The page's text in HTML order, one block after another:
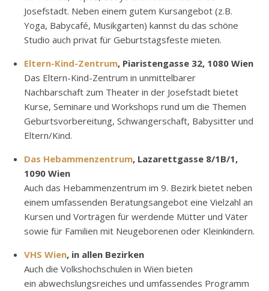
Josefstadt. Neben einem gutem Kursangebot (z.B.
Yoga, Babycafé, Musikgarten) kannst du das schöne
Studio auch privat für Geburtstagsfeste mieten.
Eltern-Kind-Zentrum, Piaristengasse 32, 1080 Wien
Das Eltern-Kind-Zentrum in unmittelbarer
Nachbarschaft zum Theater in der Josefstadt bietet
Kurse, Seminare und Workshops rund um die Themen
Geburtsvorbereitung, Schwangerschaft, Babysitter und
Eltern/Kind.
Das Hebammenzentrum, Lazarettgasse 8/1B/1,
1090 Wien
Auch das Hebammenzentrum im 9. Bezirk bietet neben
einem umfassenden Beratungsangebot eine Vielzahl an
Kursen und Vorträgen für werdende Mütter und Väter
sowie für Familien mit Neugeborenen oder Kleinkindern.
VHS Wien, in allen Bezirken
Auch die Volkshochschulen in Wien bieten
ein abwechslungsreiches und umfassendes Programm